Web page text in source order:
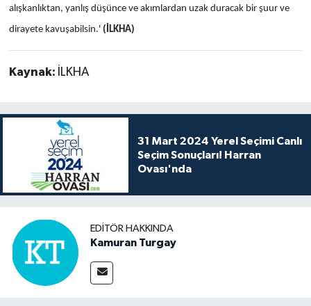
alışkanlıktan, yanlış düşünce ve akımlardan uzak duracak bir şuur ve
dirayete kavuşabilsin.' (İLKHA)
Kaynak: İLKHA
31 Mart 2024 Yerel Seçimi Canlı
Seçim Sonuçları! Harran
Ovası'nda
EDITÖR HAKKINDA
Kamuran Turgay